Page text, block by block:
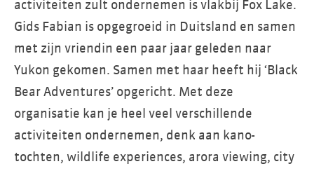
activiteiten zult ondernemen is vlakbij Fox Lake.
Gids Fabian is opgegroeid in Duitsland en samen
met zijn vriendin een paar jaar geleden naar
Yukon gekomen. Samen met haar heeft hij ‘Black
Bear Adventures’ opgericht. Met deze
organisatie kan je heel veel verschillende
activiteiten ondernemen, denk aan kano-
tochten, wildlife experiences, arora viewing, city